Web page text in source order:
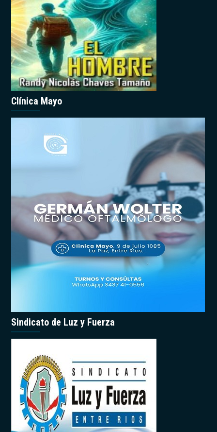
Clínica Mayo
Sindicato de Luz y Fuerza